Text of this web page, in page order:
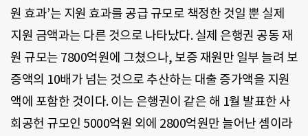
원 효과’는 지원 효과를 공급 규모로 책정한 것일 뿐 실제
지원 금액과는 다른 것으로 나타났다. 실제 은행권 공동 재
원 규모는 7800억원에 그쳤으나, 보증 재원만 일부 늘려 보
증액의 10배가 넘는 것으로 추산하는 대출 증가액을 지원
액에 포함한 것이다. 이는 은행권이 같은 해 1월 발표한 사
회공헌 규모인 5000억원 외에 2800억원만 늘어난 셈이라